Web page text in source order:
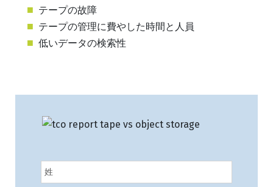
テープの故障
テープの管理に費やした時間と人員
低いデータの検索性